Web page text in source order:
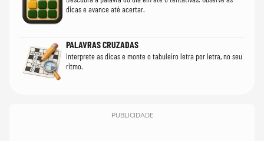
dicas e avance até acertar.
PALAVRAS CRUZADAS
Interprete as dicas e monte o tabuleiro letra por letra, no seu
ritmo.
PUBLICIDADE